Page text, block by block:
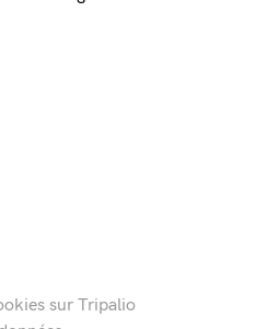
sur Tripalio